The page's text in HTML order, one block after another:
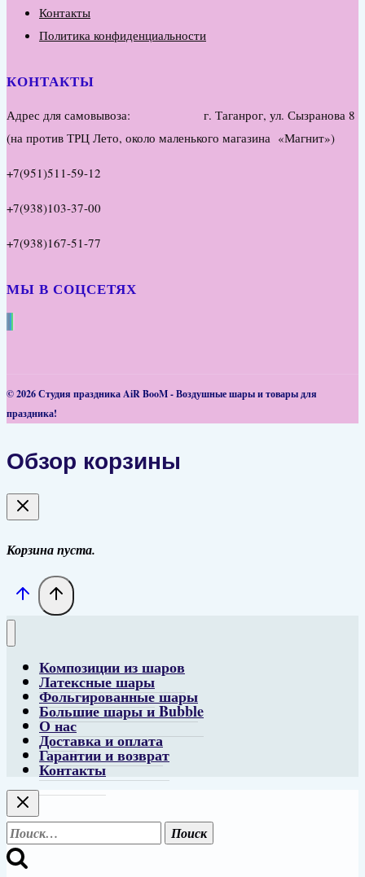
Контакты
Политика конфиденциальности
КОНТАКТЫ
Адрес для самовывоза: г. Таганрог, ул. Сызранова 8
(на против ТРЦ Лето, около маленького магазина «Магнит»)
+7(951)511-59-12
+7(938)103-37-00
+7(938)167-51-77
МЫ В СОЦСЕТЯХ
© 2026 Студия праздника AiR BooM - Воздушные шары и товары для
праздника!
Обзор корзины
Корзина пуста.
Композиции из шаров
Латексные шары
Фольгированные шары
Большие шары и Bubble
О нас
Доставка и оплата
Гарантии и возврат
Контакты
Найти: